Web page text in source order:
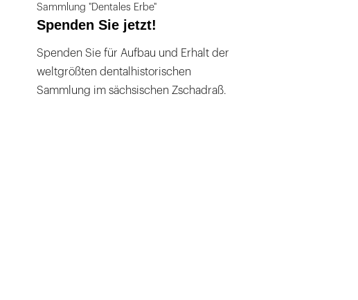
Sammlung "Dentales Erbe"
Spenden Sie jetzt!
Spenden Sie für Aufbau und Erhalt der
weltgrößten dentalhistorischen
Sammlung im sächsischen Zschadraß.